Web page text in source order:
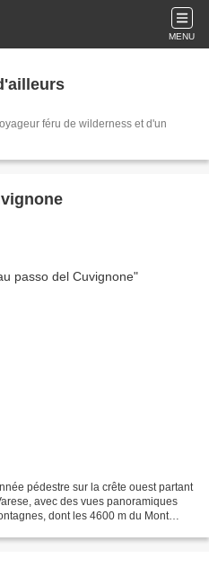
MENU
féru de wilderness et d'un
pédestre sur la crête ouest partant
avec des vues panoramiques
dont les 4600 m du Mont